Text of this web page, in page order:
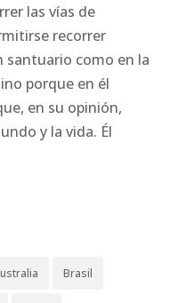
las vías de
recorrer
santuario como en la
porque en él
en su opinión,
y la vida. Él
Brasil